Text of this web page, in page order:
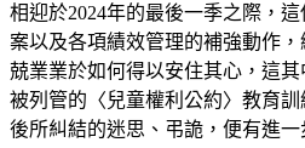
相迎於2024年的最後一季之際，
案以及各項績效管理的補強動作
兢業業於如何得以安住其心，這
被列管的〈兒童權利公約〉教育
後所糾結的迷思、弔詭，便有進一